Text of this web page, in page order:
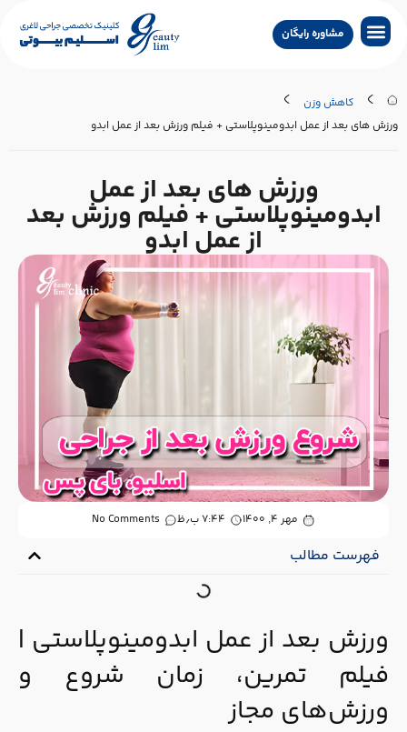
مشاوره رایگان
کاهش وزن
های بعد از عمل ابدومینوپلاستی + فیلم ورزش بعد از عمل ابدو
ورزش های بعد از عمل
ابدومینوپلاستی + فیلم ورزش بعد
از عمل ابدو
مهر ۴, ۱۴۰۰ ۷:۴۴ ب٫ظ No Comments
فهرست مطالب
ورزش بعد از عمل ابدومینوپلاستی |
فیلم تمرین، زمان شروع و
ورزش‌های مجاز